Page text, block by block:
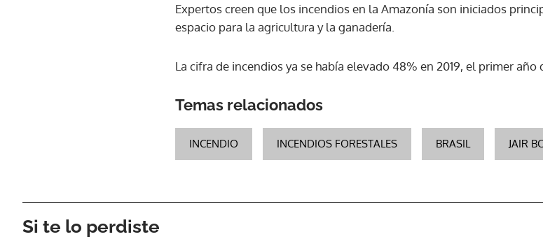
Expertos creen que los incendios en la Amazonía son iniciados
espacio para la agricultura y la ganadería.
La cifra de incendios ya se había elevado 48% en 2019, el primer año
Temas relacionados
INCENDIO INCENDIOS FORESTALES BRASIL JAIR
Si te lo perdiste